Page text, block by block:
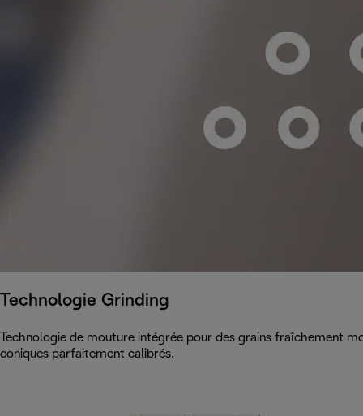
Technologie Grinding
Technologie de mouture intégrée pour des grains fraîchement
coniques parfaitement calibrés.